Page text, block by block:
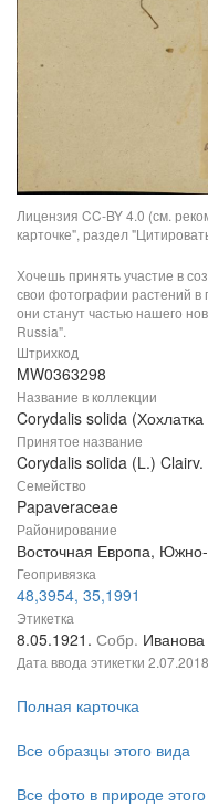
Лицензия CC-BY 4.0 (см.
карточке", раздел
Хочешь принять участие в
свои фотографии растений в
они станут частью нашего
Russia".
Штрихкод
MW0363298
Название в коллекции
Corydalis solida (Хохлатка
Принятое название
Corydalis solida (L.) Clairv.
Семейство
Papaveraceae
Районирование
Восточная Европа,
Геопривязка
48,3954, 35,1991
Этикетка
8.05.1921. Собр.
Дата ввода этикетки 2.07.2018
Полная карточка
Все образцы этого вида
Все фото в природе